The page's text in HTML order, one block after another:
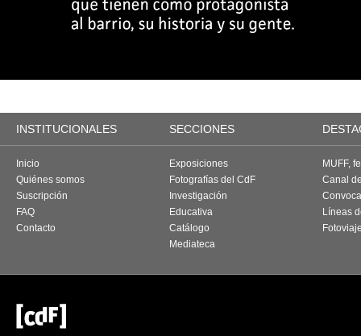
INSTITUCIONALES SECCIONES
Inicio
Quiénes somos
Suscripción
FAQ
Contacto
Exposiciones
Fotografías del CdF
Investigación
Educativa
Catálogo
Mediateca
MUFF,
Canal
Líneas